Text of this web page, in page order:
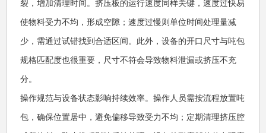
裂，增加清理时间。挤压板的运行速度同样关键，速度过快易
使物料受力不均，形成空隙；速度过慢则单位时间处理量减
少，需通过试错找到合适区间。此外，设备的开口尺寸与吨包
规格匹配度也很重要，尺寸不符会导致物料泄漏或挤压不充
分。
操作规范与设备状态影响持续效率。操作人员需按流程放置吨
包，确保位置居中，避免偏移导致受力不均；定期清理挤压腔